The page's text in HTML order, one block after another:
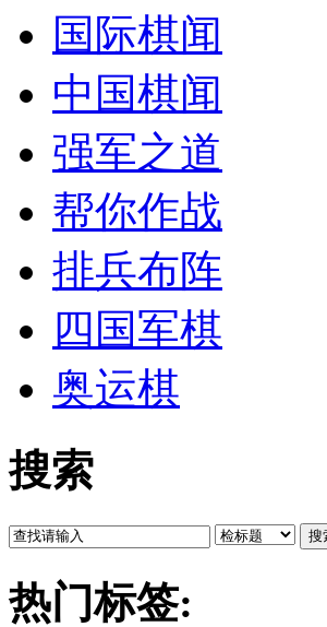
国际棋闻
中国棋闻
强军之道
帮你作战
排兵布阵
四国军棋
奥运棋
搜索
搜
热门标签: